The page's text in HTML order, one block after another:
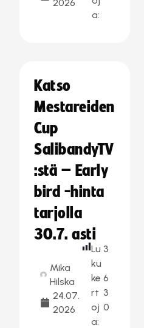
2026
a:
Katso
Mestareiden
Cup
SalibandyTV
:stä – Early
bird -hinta
tarjolla
30.7. asti
Mika
Hilska
24.07.
2026
Lu
ku
ke
rt
oj
a:
3
6
3
0